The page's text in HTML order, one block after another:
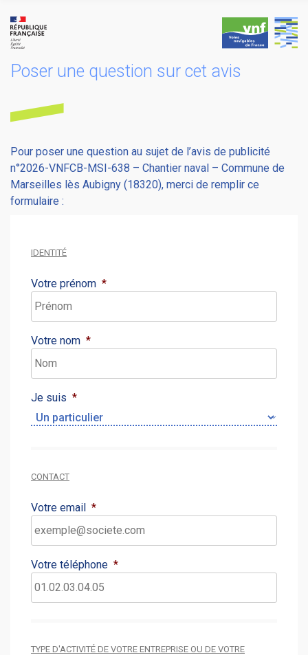
content
Poser une question sur cet avis
Pour poser une question au sujet de l’avis de publicité
n°2026-VNFCB-MSI-638 – Chantier naval – Commune de
Marseilles lès Aubigny (18320), merci de remplir ce
formulaire :
IDENTITÉ
Votre prénom *
Votre nom *
Je suis *
CONTACT
Votre email *
Votre téléphone *
TYPE D'ACTIVITÉ DE VOTRE ENTREPRISE OU DE VOTRE